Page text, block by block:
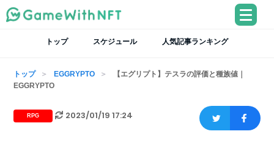
トップ スケジュール 人気記事ランキング
トップ EGGRYPTO
【エグリプト】テスラの評価と種族値｜
EGGRYPTO
RPG 2023/01/19 17:24